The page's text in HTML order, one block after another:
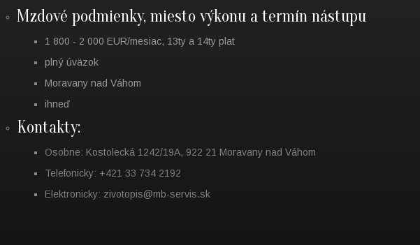
Mzdové podmienky, miesto výkonu a termín nástupu
1 800 - 2 000 EUR/mesiac, 13ty a 14ty plat
plný úväzok
Moravany nad Váhom
ihneď
Kontakty:
Osobne: Kostolecká 1242/19A, 922 21 Moravany nad Váhom
Telefonicky: +421 33 734 2192
Elektronicky: zivotopis@mb-servis.sk